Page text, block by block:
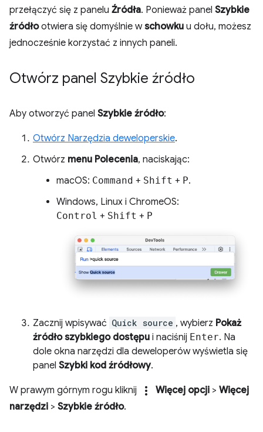
przełączyć się z panelu Źródła. Ponieważ panel Szybkie
źródłootwiera się domyślnie wschowku u dołu, możesz
jednocześnie korzystać z innych paneli.
Otwórz panel Szybkie źródło
Aby otworzyć panel Szybkie źródło:
Otwórz Narzędzia deweloperskie.
Otwórz menu Polecenia, naciskając:
macOS: Command + Shift + P.
Windows, Linux i ChromeOS:
Control + Shift + P
Zacznij wpisywać Quick source , wybierz Pokaż
źródło szybkiego dostępu i naciśnij Enter. Na
dole okna narzędzi dla deweloperów wyświetla się
panel Szybki kod źródłowy.
W prawym górnym rogu kliknij more_vert Więcej opcji > Więcej
narzędzi > Szybkie źródło.